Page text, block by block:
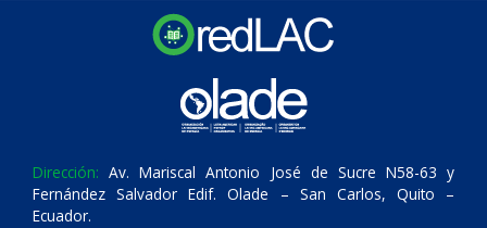
Dirección: Av. Mariscal Antonio José de Sucre N58-63 y
Fernández Salvador Edif. Olade – San Carlos, Quito –
Ecuador.